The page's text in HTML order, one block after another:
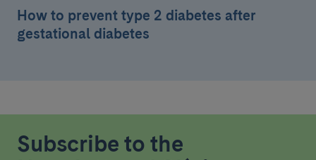
How to prevent type 2 diabetes after
gestational diabetes
Subscribe to the